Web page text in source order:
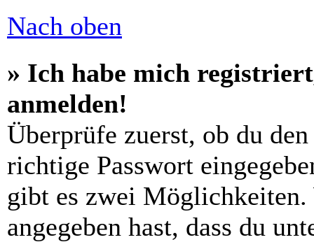
Nach oben
» Ich habe mich
anmelden!
Überprüfe zuerst, ob du
richtige Passwort
gibt es zwei
angegeben hast, dass du